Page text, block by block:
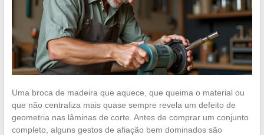
Uma broca de madeira que aquece, que queima o material ou
que não centraliza mais quase sempre revela um defeito de
geometria nas lâminas de corte. Antes de comprar um conjunto
completo, alguns gestos de afiação bem dominados são